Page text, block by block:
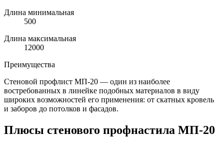
Длина минимальная
500
Длина максимальная
12000
Преимущества
Стеновой профлист МП-20 — один из наиболее
востребованных в линейке подобных материалов в виду
широких возможностей его применения: от скатных кровель
и заборов до потолков и фасадов.
Плюсы стенового профнастила МП-20